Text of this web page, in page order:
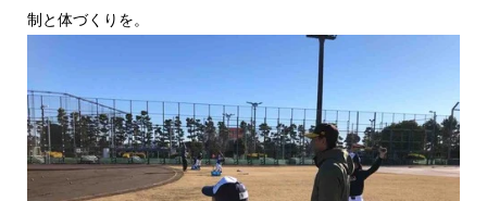
制と体づくりを。